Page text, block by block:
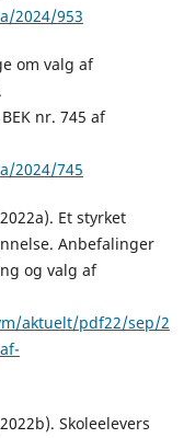
2024/953
om valg af
nr. 745 af
2024/745
Et styrket
Anbefalinger
og valg af
aktuelt/pdf22/sep/2
Skoleelevers